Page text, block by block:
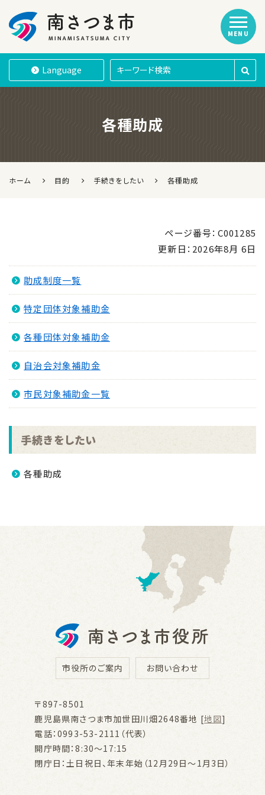
南さつま市
Language
MENU
各種助成
ホーム 目的 手続きをしたい 各種助成
ページ番号：C001285
更新日： 2026年8月 6日
助成制度一覧
特定団体対象補助金
各種団体対象補助金
自治会対象補助金
市民対象補助金一覧
手続きをしたい
各種助成
市役所のご案内 お問い合わせ
〒897-8501
鹿児島県南さつま市加世田川畑2648番地 [地図]
電話：0993-53-2111（代表）
開庁時間：8:30～17:15
閉庁日：土日祝日、年末年始（12月29日～1月3日）